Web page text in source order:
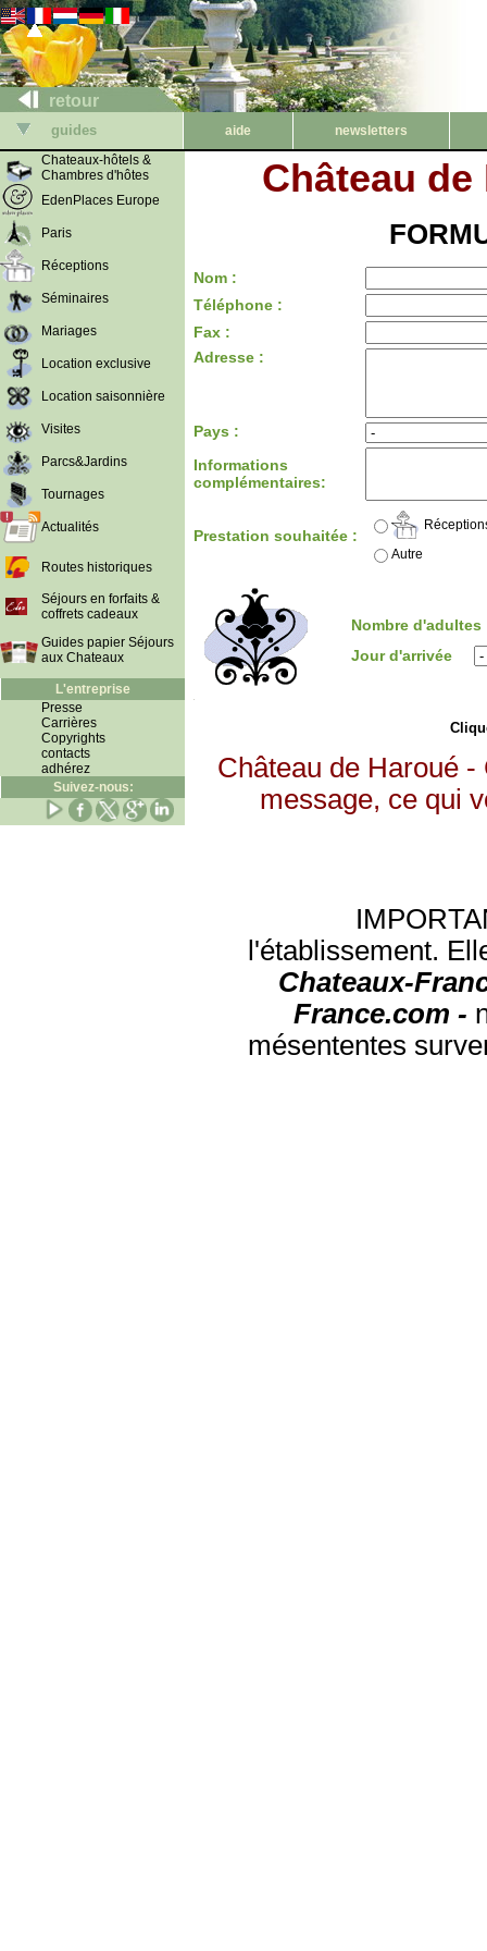
retour
guides aide
newsletters
Chateaux-hôtels &
Chambres d'hôtes
EdenPlaces Europe
Paris
Réceptions
Séminaires
Mariages
Location exclusive
Location saisonnière
Visites
Parcs&Jardins
Tournages
Actualités
Routes historiques
Séjours en forfaits &
coffrets cadeaux
Guides papier Séjours
aux Chateaux
L'entreprise
Presse
Carrières
Copyrights
contacts
adhérez
Suivez-nous:
Château de
Nom :
Téléphone :
Fax :
Adresse :
Pays :
Informations
complémentaires:
Prestation souhaitée :
Autre
Nombre
Jour d'arrivée
Château de Haroué
message, ce qui
l'établissement.
Chateaux-
France.com -
mésententes